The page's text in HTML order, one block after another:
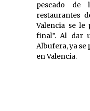
pescado de
restaurantes
Valencia se le
final”. Al dar
Albufera, ya se
en Valencia.